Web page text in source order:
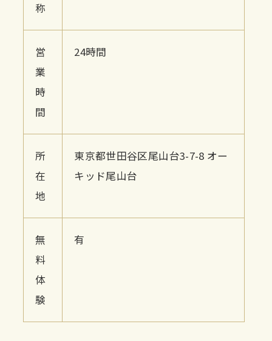
称
営
業
時
間
24時間
所
在
地
東京都世田谷区尾山台3-7-8 オー
キッド尾山台
無
料
体
験
有